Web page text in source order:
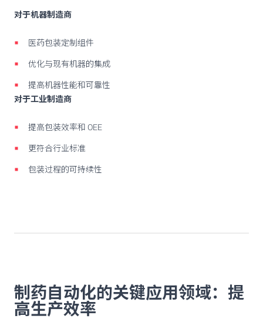
对于机器制造商
医药包装定制组件
优化与现有机器的集成
提高机器性能和可靠性
对于工业制造商
提高包装效率和 OEE
更符合行业标准
包装过程的可持续性
制药自动化的关键应用领域：提
高生产效率